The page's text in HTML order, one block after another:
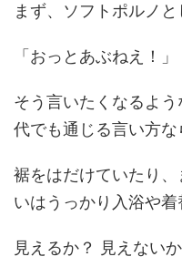
まず、ソフトポルノと
「おっとあぶねえ！」
そう言いたくなるよ
代でも通じる言い方な
裾をはだけていたり
いはうっかり入浴や着
見えるか？ 見えないか